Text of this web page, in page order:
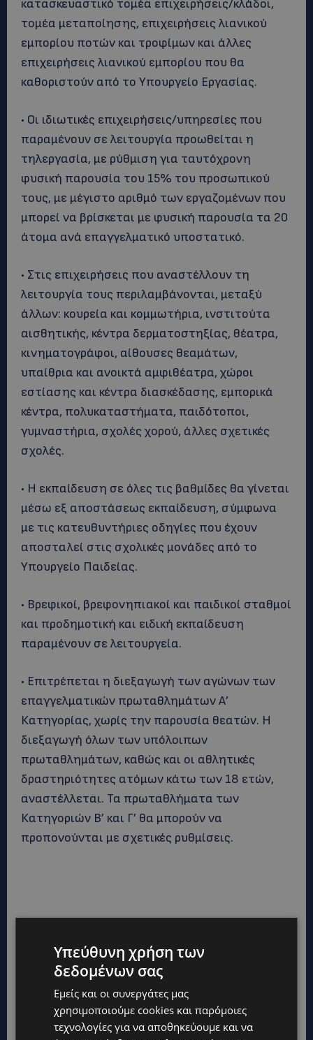
κατασκευαστικό τομέα επιχειρήσεις/κλάδοι,
τομέα μεταποίησης, επιχειρήσεις λιανικού
εμπορίου ποτών και τροφίμων και άλλες
επιχειρήσεις λιανικού εμπορίου που θα
καθοριστούν από το Υπουργείο Εργασίας.
• Οι ιδιωτικές επιχειρήσεις/υπηρεσίες που
παραμένουν σε λειτουργία προωθείται η
τηλεργασία, με ρύθμιση για ταυτόχρονη
φυσική παρουσία του 15% του προσωπικού
τους, με μέγιστο αριθμό των εργαζομένων που
μπορεί να βρίσκεται με φυσική παρουσία τα 20
άτομα ανά επαγγελματικό υποστατικό.
• Στις επιχειρήσεις που αναστέλλουν τη
λειτουργία τους περιλαμβάνονται, μεταξύ
άλλων: κουρεία και κομμωτήρια, ινστιτούτα
αισθητικής, κέντρα δερματοστηξίας, θέατρα,
κινηματογράφοι, αίθουσες θεαμάτων,
υπαίθρια και ανοικτά αμφιθέατρα, χώροι
εστίασης και κέντρα διασκέδασης, εμπορικά
κέντρα, πολυκαταστήματα, παιδότοποι,
γυμναστήρια, σχολές χορού, άλλες σχετικές
σχολές.
• Η εκπαίδευση σε όλες τις βαθμίδες θα γίνεται
μέσω εξ αποστάσεως εκπαίδευση, σύμφωνα
με τις κατευθυντήριες οδηγίες που έχουν
αποσταλεί στις σχολικές μονάδες από το
Υπουργείο Παιδείας.
• Βρεφικοί, βρεφονηπιακοί και παιδικοί σταθμοί
και προδημοτική και ειδική εκπαίδευση
παραμένουν σε λειτουργεία.
• Επιτρέπεται η διεξαγωγή των αγώνων των
επαγγελματικών πρωταθλημάτων Α’
Κατηγορίας, χωρίς την παρουσία θεατών. Η
διεξαγωγή όλων των υπόλοιπων
πρωταθλημάτων, καθώς και οι αθλητικές
δραστηριότητες ατόμων κάτω των 18 ετών,
αναστέλλεται. Τα πρωταθλήματα των
Κατηγοριών Β’ και Γ’ θα μπορούν να
προπονούνται με σχετικές ρυθμίσεις.
Υπεύθυνη χρήση των
δεδομένων σας
Εμείς και οι συνεργάτες μας
χρησιμοποιούμε cookies και παρόμοιες
τεχνολογίες για να αποθηκεύουμε και να